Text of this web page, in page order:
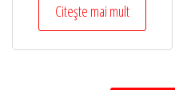
Citește mai mult